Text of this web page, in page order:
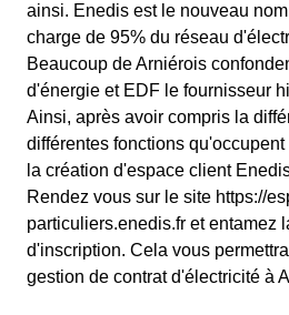
ainsi. Enedis est le nouveau
charge de 95% du réseau
Beaucoup de Arniérois
d'énergie et EDF le fournisseur
Ainsi, après avoir compris la
différentes fonctions
la création d'espace client
Rendez vous sur le site https://
particuliers.enedis.fr et entamez
d'inscription. Cela vous
gestion de contrat d'électricité à